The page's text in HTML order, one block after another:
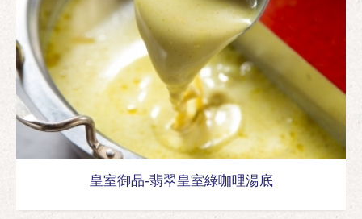
皇室御品-翡翠皇室綠咖哩湯底